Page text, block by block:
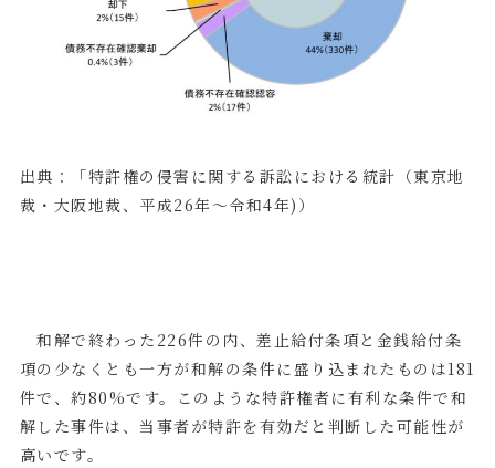
出典：「特許権の侵害に関する訴訟における統計（東京地
裁・大阪地裁、平成26年～令和4年) ）
和解で終わった 226件の内、差止給付条項と金銭給付条
項の少なくとも一方が和解の条件に盛り込まれたものは181
件で、約80%です。このような特許権者に有利な条件で和
解した事件は、当事者が特許を有効だと判断した可能性が
高いです。